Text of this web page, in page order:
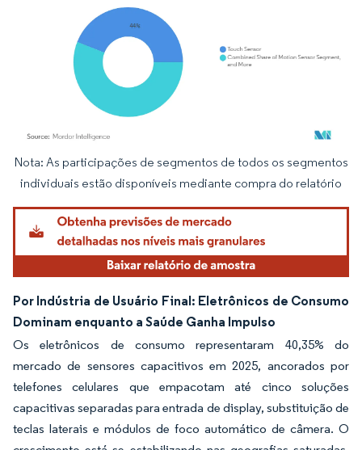
Imagem © Mordor Intelligence. O reuso requer atribuição conforme CC BY 4.0.
Nota: As participações de segmentos de todos os segmentos
individuais estão disponíveis mediante compra do relatório
Por Indústria de Usuário Final: Eletrônicos de Consumo
Dominam enquanto a Saúde Ganha Impulso
Os eletrônicos de consumo representaram 40,35% do
mercado de sensores capacitivos em 2025, ancorados por
telefones celulares que empacotam até cinco soluções
capacitivas separadas para entrada de display, substituição de
teclas laterais e módulos de foco automático de câmera. O